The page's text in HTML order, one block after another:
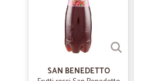
SAN BENEDETTO